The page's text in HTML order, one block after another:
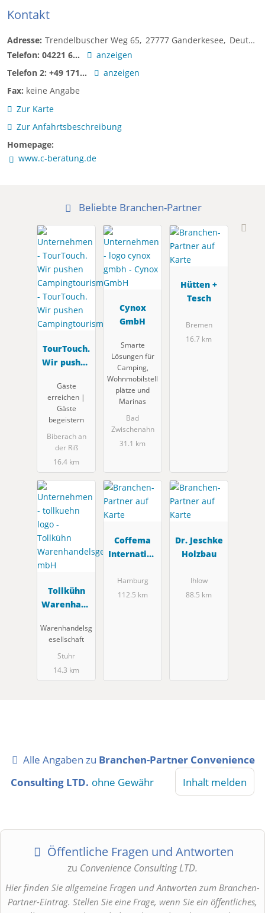
Kontakt
Adresse: Trendelbuscher Weg 65 27777 Ganderkesee
Deutschland
Telefon: 04221 6...
anzeigen
Telefon 2: +49 171...
anzeigen
Fax: keine Angabe
Zur Karte
Zur Anfahrtsbeschreibung
Homepage:
www.c-beratung.de
Beliebte Branchen-Partner
TourTouch.
Wir pushen
rismus.
Gäste
erreichen |
Gäste
begeistern
Biberach an
der Riß
16.4 km
Cynox
GmbH
Smarte
Lösungen für
Camping,
Wohnmobilstell
plätze und
Marinas
Bad
Zwischenahn
31.1 km
Hütten +
Tesch
Bremen
16.7 km
Tollkühn
Warenhand
aft mbH
Warenhandelsg
esellschaft
Stuhr
14.3 km
Coffema
Internation
Hamburg
112.5 km
Dr. Jeschke
Holzbau
Ihlow
88.5 km
Alle Angaben zu Branchen-Partner Convenience
Consulting LTD. ohne Gewähr Inhalt melden
Öffentliche Fragen und Antworten
zu Convenience Consulting LTD.
Hier finden Sie allgemeine Fragen und Antworten zum Branchen-
Partner-Eintrag. Stellen Sie eine Frage, wenn Sie ein öffentliches,